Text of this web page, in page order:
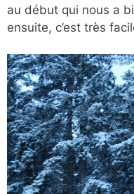
au début qui nous a
ensuite, c’est très